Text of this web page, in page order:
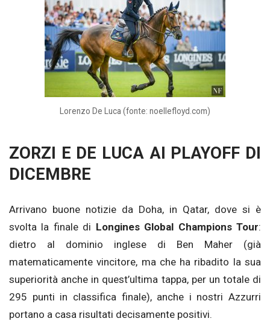
Lorenzo De Luca (fonte: noellefloyd.com)
ZORZI E DE LUCA AI PLAYOFF DI
DICEMBRE
Arrivano buone notizie da Doha, in Qatar, dove si è
svolta la finale di Longines Global Champions Tour:
dietro al dominio inglese di Ben Maher (già
matematicamente vincitore, ma che ha ribadito la sua
superiorità anche in quest’ultima tappa, per un totale di
295 punti in classifica finale), anche i nostri Azzurri
portano a casa risultati decisamente positivi.